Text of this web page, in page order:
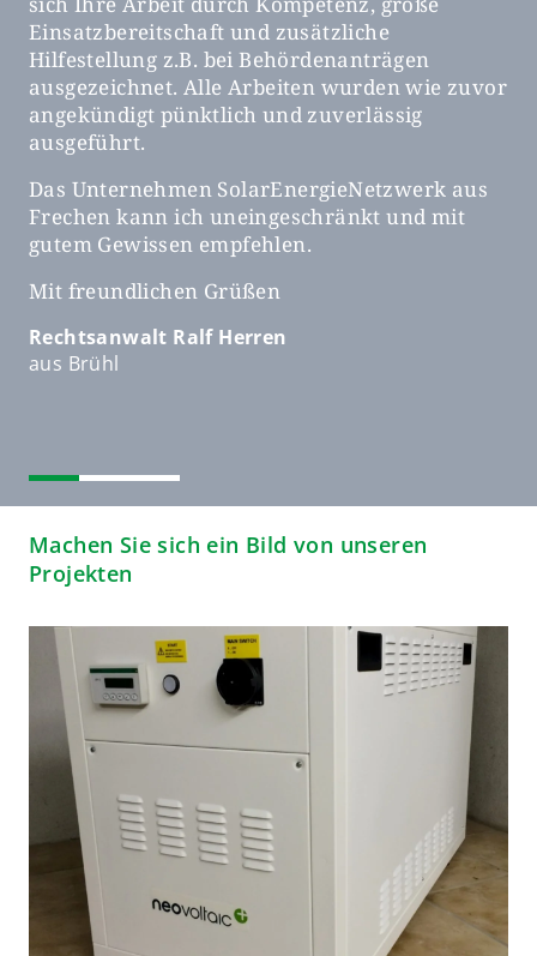
Einsatzbereitschaft und zusätzliche
Hilfestellung z.B. bei Behördenanträgen
ausgezeichnet. Alle Arbeiten wurden wie zuvor
angekündigt pünktlich und zuverlässig
ausgeführt.
Das Unternehmen SolarEnergieNetzwerk aus
Frechen kann ich uneingeschränkt und mit
gutem Gewissen empfehlen.
Mit freundlichen Grüßen
Rechtsanwalt Ralf Herren
aus Brühl
Machen Sie sich ein Bild von unseren
Projekten